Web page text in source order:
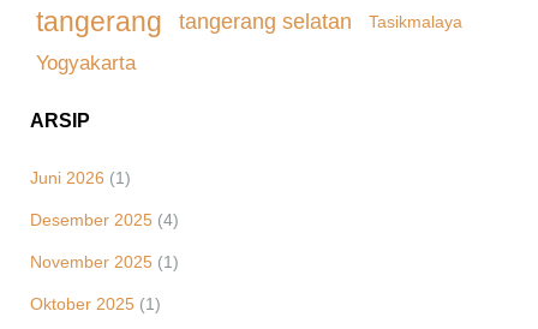
tangerang tangerang selatan Tasikmalaya
Yogyakarta
ARSIP
Juni 2026 (1)
Desember 2025 (4)
November 2025 (1)
Oktober 2025 (1)